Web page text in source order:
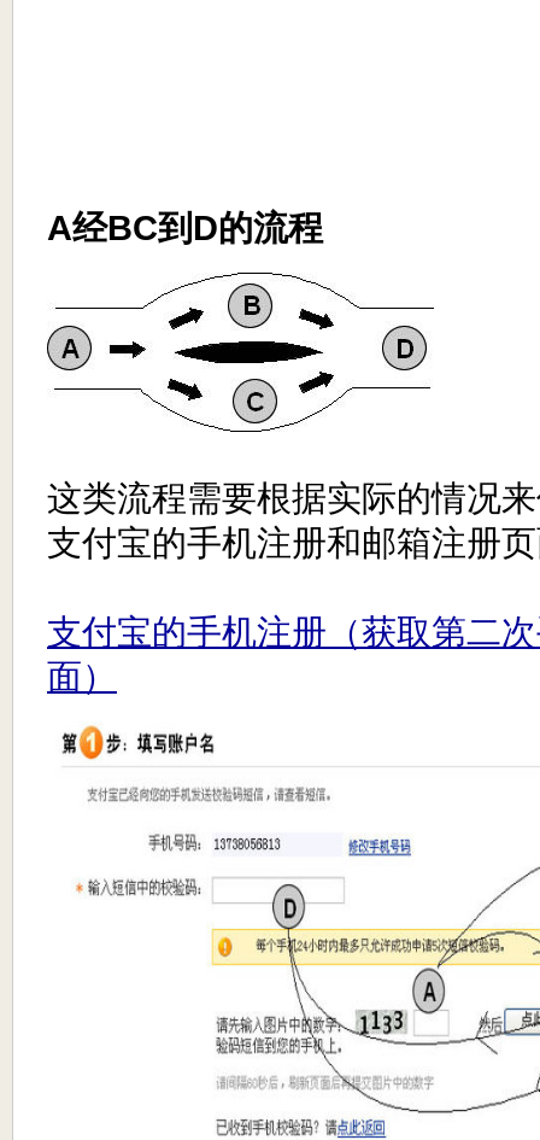
A经BC到D的流程
这类流程需要根据实际的情况
支付宝的手机注册和邮箱注册
支付宝的手机注册（获取第二
面）